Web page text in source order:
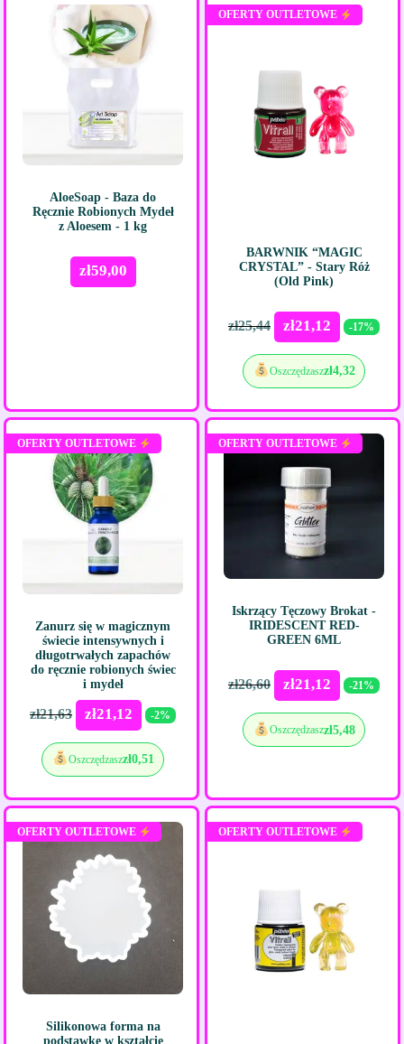
AloeSoap - Baza do
Ręcznie Robionych Mydeł
z Aloesem - 1 kg
zł59,00
OFERTY OUTLETOWE
BARWNIK “MAGIC
CRYSTAL” - Stary Róż
(Old Pink)
zł25,44 zł21,12 -17%
Oszczędzaszzł4,32
OFERTY OUTLETOWE
Zanurz się w magicznym
świecie intensywnych i
długotrwałych zapachów
do ręcznie robionych świec
i mydeł
zł21,63 zł21,12 -2%
Oszczędzaszzł0,51
OFERTY OUTLETOWE
Iskrzący Tęczowy Brokat -
IRIDESCENT RED-
GREEN 6ML
zł26,60 zł21,12 -21%
Oszczędzaszzł5,48
OFERTY OUTLETOWE
Silikonowa forma na
podstawkę w kształcie
OFERTY OUTLETOWE